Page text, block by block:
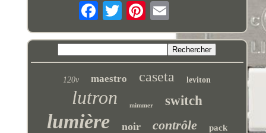
120v maestro caseta leviton
lutron mimmer switch
lumière noir contrôle pack